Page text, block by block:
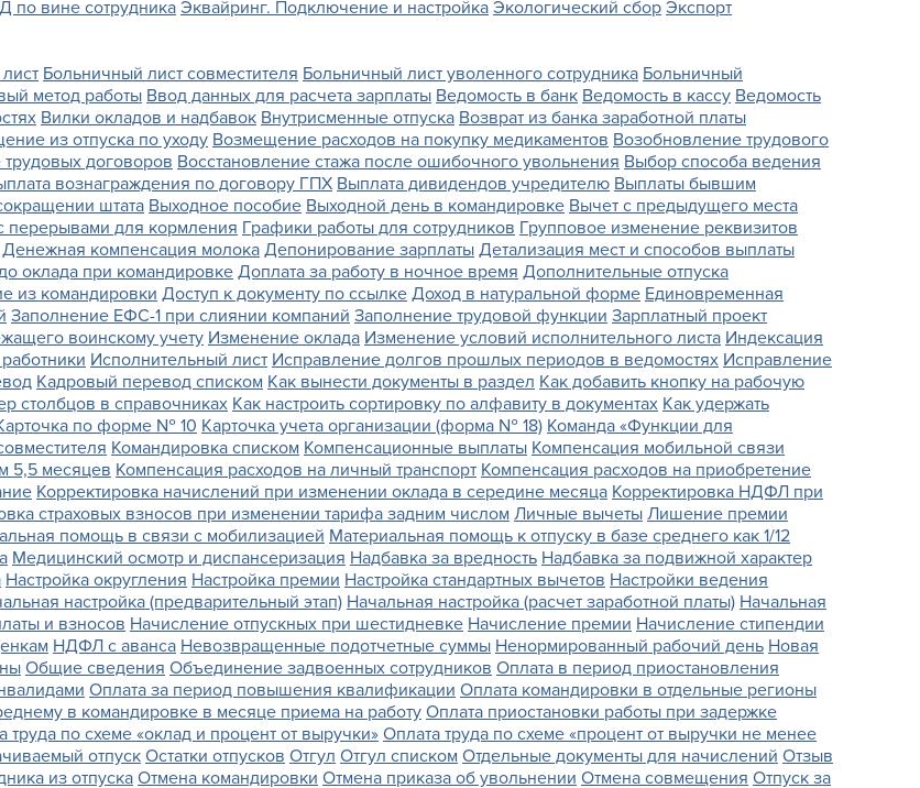
вине сотрудника Эквайринг. Подключение и настройка Экологический сбор Экспорт
Больничный лист совместителя Больничный лист уволенного сотрудника Больничный
метод работы Ввод данных для расчета зарплаты Ведомость в банк Ведомость в кассу Ведомость
Вилки окладов и надбавок Внутрисменные отпуска Возврат из банка заработной платы
из отпуска по уходу Возмещение расходов на покупку медикаментов Возобновление трудового
договоров Восстановление стажа после ошибочного увольнения Выбор способа ведения
вознаграждения по договору ГПХ Выплата дивидендов учредителю Выплаты бывшим
штата Выходное пособие Выходной день в командировке Вычет с предыдущего места
перерывами для кормления Графики работы для сотрудников Групповое изменение реквизитов
Денежная компенсация молока Депонирование зарплаты Детализация мест и способов выплаты
оклада при командировке Доплата за работу в ночное время Дополнительные отпуска
из командировки Доступ к документу по ссылке Доход в натуральной форме Единовременная
Заполнение ЕФС-1 при слиянии компаний Заполнение трудовой функции Зарплатный проект
воинскому учету Изменение оклада Изменение условий исполнительного листа Индексация
Исполнительный лист Исправление долгов прошлых периодов в ведомостях Исправление
Кадровый перевод списком Как вынести документы в раздел Как добавить кнопку на рабочую
столбцов в справочниках Как настроить сортировку по алфавиту в документах Как удержать
по форме № 10 Карточка учета организации (форма № 18) Команда «Функции для
Командировка списком Компенсационные выплаты Компенсация мобильной связи
5,5 месяцев Компенсация расходов на личный транспорт Компенсация расходов на приобретение
Корректировка начислений при изменении оклада в середине месяца Корректировка НДФЛ при
страховых взносов при изменении тарифа задним числом Личные вычеты Лишение премии
помощь в связи с мобилизацией Материальная помощь к отпуску в базе среднего как 1/12
Медицинский осмотр и диспансеризация Надбавка за вредность Надбавка за подвижной характер
Настройка округления Настройка премии Настройка стандартных вычетов Настройки ведения
настройка (предварительный этап) Начальная настройка (расчет заработной платы) Начальная
и взносов Начисление отпускных при шестидневке Начисление премии Начисление стипендии
НДФЛ с аванса Невозвращенные подотчетные суммы Ненормированный рабочий день Новая
Общие сведения Объединение задвоенных сотрудников Оплата в период приостановления
Оплата за период повышения квалификации Оплата командировки в отдельные регионы
в командировке в месяце приема на работу Оплата приостановки работы при задержке
труда по схеме «оклад и процент от выручки»Оплата труда по схеме «процент от выручки не менее
отпускОстатки отпусков Отгул Отгул списком Отдельные документы для начислений Отзыв
из отпуска Отмена командировки Отмена приказа об увольнении Отмена совмещения Отпуск за